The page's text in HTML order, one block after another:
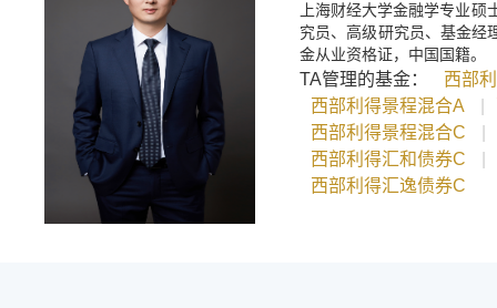
上海财经大学金融学专业
究员、高级研究员、基金经
金从业资格证，中国国籍。
TA管理的基金：
西部
西部利得景程混合A
西部利得景程混合C
西部利得汇和债券C
西部利得汇逸债券C